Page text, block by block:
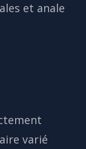
et anale
varié